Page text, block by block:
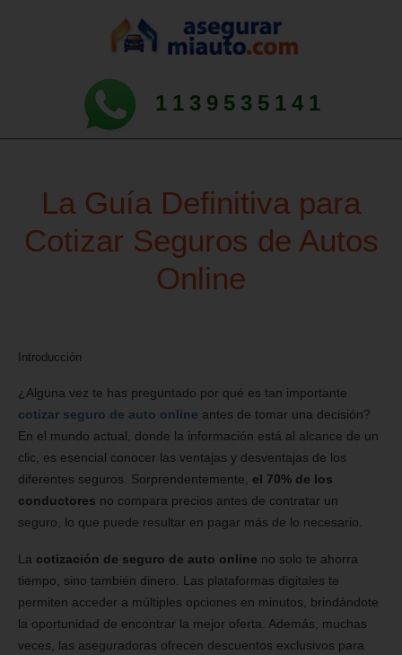
1139535141
La Guía Definitiva para
Cotizar Seguros de Autos
Online
Introducción
¿Alguna vez te has preguntado por qué es tan importante
cotizar seguro de auto online antes de tomar una decisión?
En el mundo actual, donde la información está al alcance de un
clic, es esencial conocer las ventajas y desventajas de los
diferentes seguros. Sorprendentemente, el 70% de los
conductores no compara precios antes de contratar un
seguro, lo que puede resultar en pagar más de lo necesario.
La cotización de seguro de auto online no solo te ahorra
tiempo, sino también dinero. Las plataformas digitales te
permiten acceder a múltiples opciones en minutos, brindándote
la oportunidad de encontrar la mejor oferta. Además, muchas
veces, las aseguradoras ofrecen descuentos exclusivos para